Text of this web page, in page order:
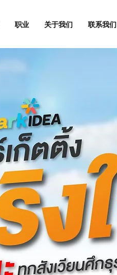
职业 关于我们 联系我们